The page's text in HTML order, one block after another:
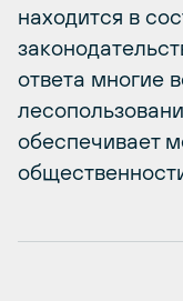
находится в
ответа многие
обеспечивает